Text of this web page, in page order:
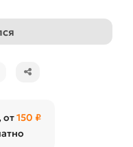
от150 ₽